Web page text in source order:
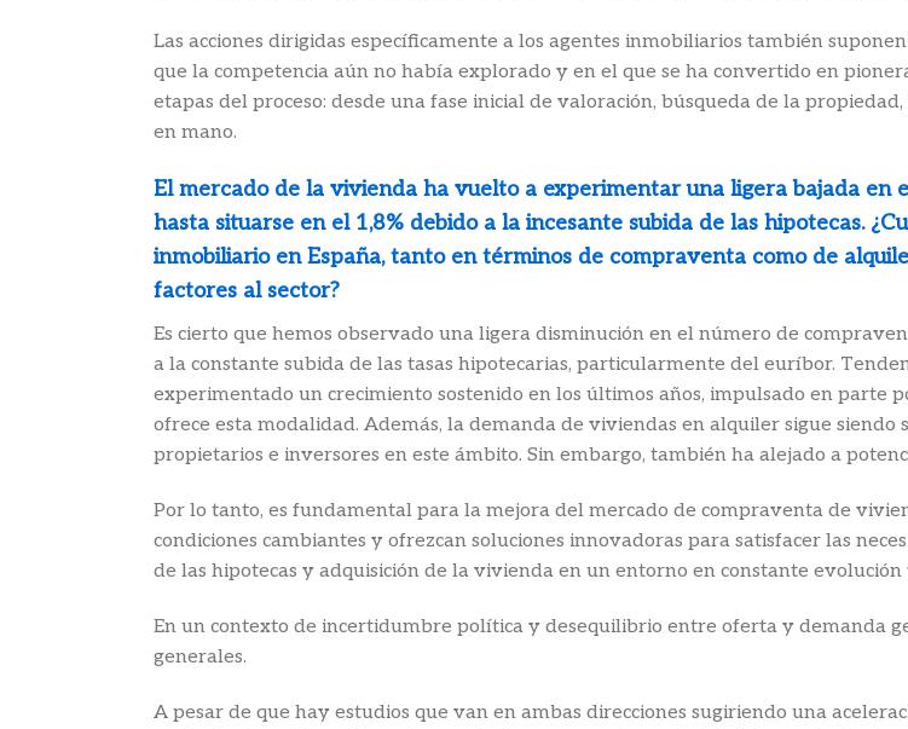
Las acciones dirigidas específicamente a los agentes inmobiliarios también
que la competencia aún no había explorado y en el que se ha convertido en
etapas del proceso: desde una fase inicial de valoración, búsqueda de la
en mano.
El mercado de la vivienda ha vuelto a experimentar una ligera bajada
hasta situarse en el 1,8% debido a la incesante subida de las hipotecas.
inmobiliario en España, tanto en términos de compraventa como de
factores al sector?
Es cierto que hemos observado una ligera disminución en el número de
a la constante subida de las tasas hipotecarias, particularmente del euríbor.
experimentado un crecimiento sostenido en los últimos años, impulsado en
ofrece esta modalidad. Además, la demanda de viviendas en alquiler sigue
propietarios e inversores en este ámbito. Sin embargo, también ha alejado a
Por lo tanto, es fundamental para la mejora del mercado de compraventa de
condiciones cambiantes y ofrezcan soluciones innovadoras para satisfacer las
de las hipotecas y adquisición de la vivienda en un entorno en constante evolución
En un contexto de incertidumbre política y desequilibrio entre oferta y demanda
generales.
A pesar de que hay estudios que van en ambas direcciones sugiriendo una